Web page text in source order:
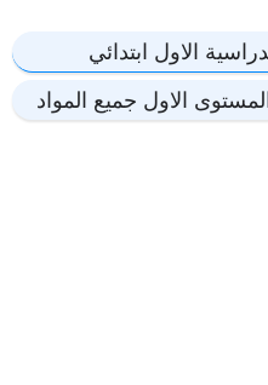
الاول ابتدائي
الاول جميع المواد